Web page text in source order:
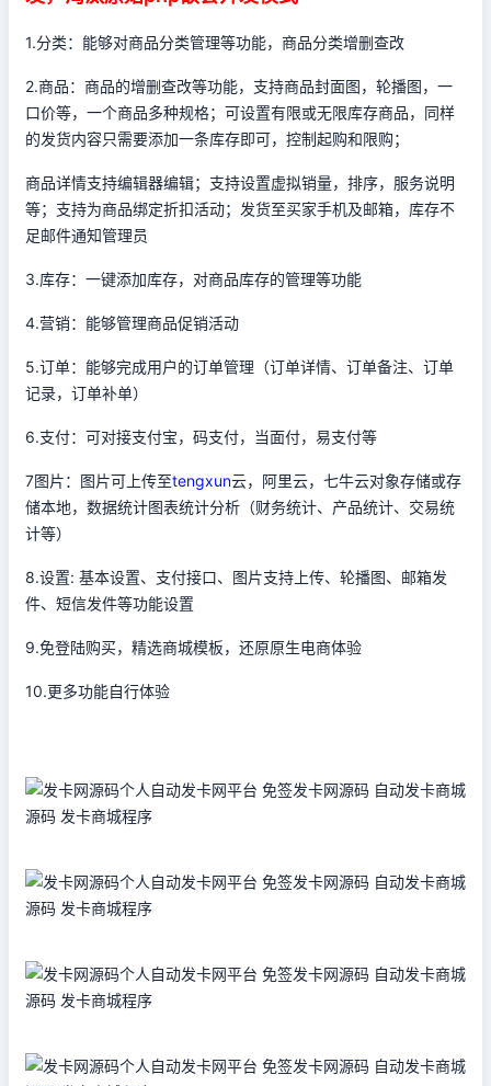
1.分类：能够对商品分类管理等功能，商品分类增删查改
2.商品：商品的增删查改等功能，支持商品封面图，轮播图，一
口价等，一个商品多种规格；可设置有限或无限库存商品，同样
的发货内容只需要添加一条库存即可，控制起购和限购；
商品详情支持编辑器编辑；支持设置虚拟销量，排序，服务说明
等；支持为商品绑定折扣活动；发货至买家手机及邮箱，库存不
足邮件通知管理员
3.库存：一键添加库存，对商品库存的管理等功能
4.营销：能够管理商品促销活动
5.订单：能够完成用户的订单管理（订单详情、订单备注、订单
记录，订单补单）
6.支付：可对接支付宝，码支付，当面付，易支付等
7图片：图片可上传至tengxun云，阿里云，七牛云对象存储或存
储本地，数据统计图表统计分析（财务统计、产品统计、交易统
计等）
8.设置: 基本设置、支付接口、图片支持上传、轮播图、邮箱发
件、短信发件等功能设置
9.免登陆购买，精选商城模板，还原原生电商体验
10.更多功能自行体验